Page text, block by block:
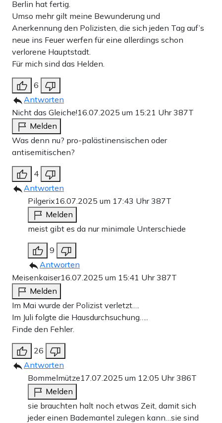
Berlin hat fertig.
Umso mehr gilt meine Bewunderung und
Anerkennung den Polizisten, die sich jeden Tag auf’s
neue ins Feuer werfen für eine allerdings schon
verlorene Hauptstadt.
Für mich sind das Helden.
6
Antworten
Nicht das Gleiche!16.07.2025 um 15:21 Uhr387T
Melden
Was denn nu? pro-palästinensischen oder
antisemitischen?
4
Antworten
Pilgerix16.07.2025 um 17:43 Uhr387T
Melden
meist gibt es da nur minimale Unterschiede
9
Antworten
Meisenkaiser16.07.2025 um 15:41 Uhr387T
Melden
Im Mai wurde der Polizist verletzt….
Im Juli folgte die Hausdurchsuchung…..
Finde den Fehler.
26
Antworten
Bommelmütze17.07.2025 um 12:05 Uhr386T
Melden
sie brauchten halt noch etwas Zeit, damit sich
jeder einen Bademantel zulegen kann…sie sind